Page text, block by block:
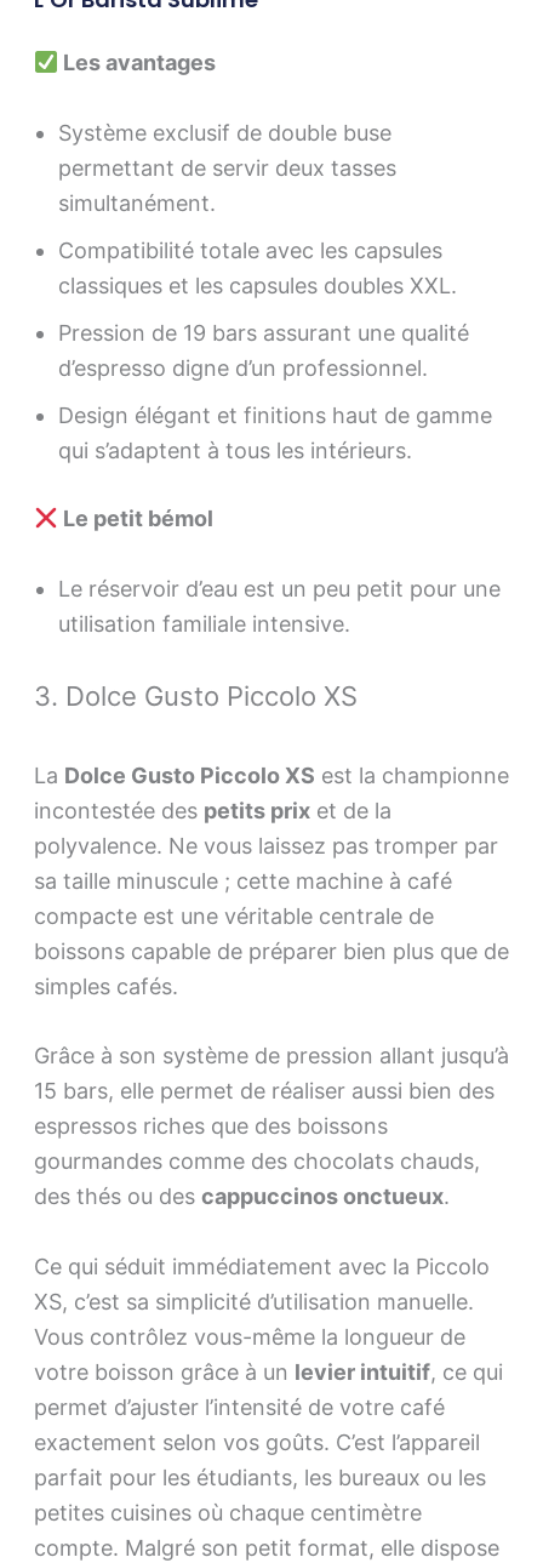
Les avantages
Système exclusif de double buse
permettant de servir deux tasses
simultanément.
Compatibilité totale avec les capsules
classiques et les capsules doubles XXL.
Pression de 19 bars assurant une qualité
d’espresso digne d’un professionnel.
Design élégant et finitions haut de gamme
qui s’adaptent à tous les intérieurs.
Le petit bémol
Le réservoir d’eau est un peu petit pour une
utilisation familiale intensive.
3. Dolce Gusto Piccolo XS
La Dolce Gusto Piccolo XS est la championne
incontestée des petits prixet de la
polyvalence. Ne vous laissez pas tromper par
sa taille minuscule ; cette machine à café
compacte est une véritable centrale de
boissons capable de préparer bien plus que de
simples cafés.
Grâce à son système de pression allant jusqu’à
15 bars, elle permet de réaliser aussi bien des
espressos riches que des boissons
gourmandes comme des chocolats chauds,
des thés ou des cappuccinos onctueux.
Ce qui séduit immédiatement avec la Piccolo
XS, c’est sa simplicité d’utilisation manuelle.
Vous contrôlez vous-même la longueur de
votre boisson grâce à un levier intuitif, ce qui
permet d’ajuster l’intensité de votre café
exactement selon vos goûts. C’est l’appareil
parfait pour les étudiants, les bureaux ou les
petites cuisines où chaque centimètre
compte. Malgré son petit format, elle dispose